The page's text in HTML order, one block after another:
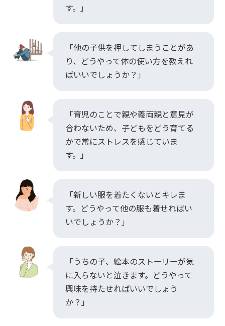
す。」
「他の子供を押してしまうことがあ
り、どうやって体の使い方を教えれ
ばいいでしょうか？」
「育児のことで親や義両親と意見が
合わないため、子どもをどう育てる
かで常にストレスを感じていま
す。」
「新しい服を着たくないとキレま
す。どうやって他の服も着せればい
いでしょうか？」
「うちの子、絵本のストーリーが気
に入らないと泣きます。どうやって
興味を持たせればいいでしょう
か？」